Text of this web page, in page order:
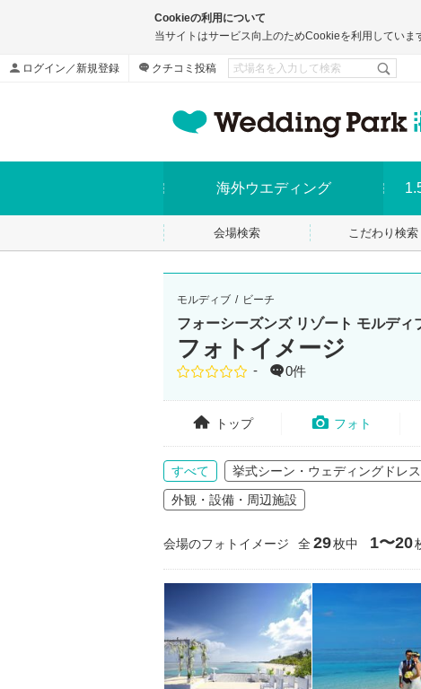
Cookieの利用について
当サイトはサービス向上のためCookieを利用してい
ログイン／新規登録 クチコミ投稿
海外ウエディング
会場検索 こだわり検索
モルディブ ビーチ
フォーシーズンズ リゾート モルディ
フォトイメージ
点数
- 0件
トップ フォト
すべて 挙式シーン・ウェディングドレス
外観・設備・周辺施設
会場のフォトイメージ 全29枚中 1〜20